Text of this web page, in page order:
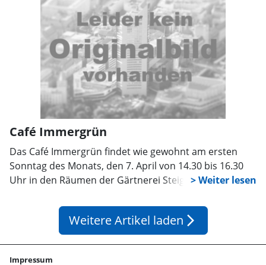
Café Immergrün
Das Café Immergrün findet wie gewohnt am ersten
Sonntag des Monats, den 7. April von 14.30 bis 16.30
Uhr in den Räumen der Gärtnerei Steigert, Nordrehr 6,
Palliativ- Beratungsdienstes DASEIN laden wieder zu
hausgemachtem Kuchen, Kaffee aus fairem Handel
und Gesprächen ein. Weitere Informationen im
Weitere Artikel laden arrow_forward_ios
Impressum